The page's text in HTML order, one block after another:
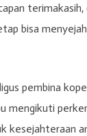
bisa
pembina
mengikuti
kesejahteraan